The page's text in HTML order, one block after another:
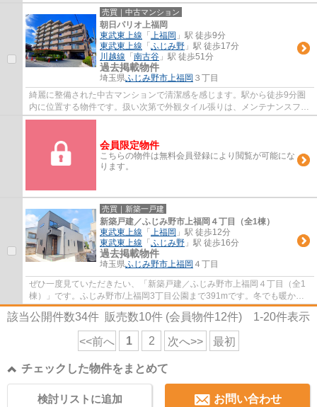
側に接しているのでとてもニーズが高いです。...
売買｜中古マンション
朝日パリオ上福岡
東武東上線 「 上福岡 」駅 徒歩9分
東武東上線 「 ふじみ野 」駅 徒歩17分
川越線 「 南古谷 」駅 徒歩51分
過去掲載物件
埼玉県ふじみ野市上福岡 ３丁目
綺麗に整備された中古マンションで清潔感を感じます。駅から徒歩9分圏
内に位置する物件です。扱い次第で外観タイル張りは、メンテナンスフリ
ーとなります。こちらはエレベーター付きの...
会員限定物件
こちらの物件は無料会員登録により閲覧が可能にな
ります。
売買｜新築一戸建
新築戸建／ふじみ野市上福岡４丁目（全1棟）
東武東上線 「 上福岡 」駅 徒歩12分
東武東上線 「 ふじみ野 」駅 徒歩16分
過去掲載物件
埼玉県ふじみ野市上福岡 ４丁目
ぜひ一度見ていただきたい、「新築戸建／ふじみ野市上福岡４丁目（全1
棟）」です。ふじみ野市/上福岡3丁目公園まで391mです。冬でも暖かい
日光が入ってくる南西側道路に面しています。...
該当公開件数34件 販売数10件 (会員物件12件) 1-20件表示
<<前へ 1 2 次へ>> 最初
チェックした物件をまとめて
お問い合わせ
検討リストに追加